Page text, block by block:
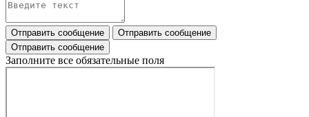
Заполните все обязательные поля